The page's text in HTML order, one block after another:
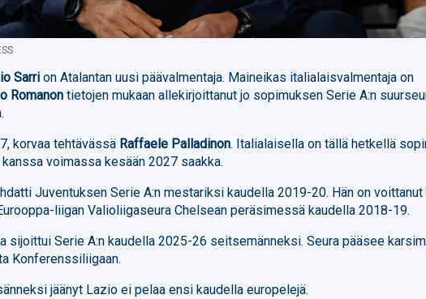
Sarri on Atalantan uusi päävalmentaja. Maineikas italialaisvalmentaja on
Romanon tietojen mukaan allekirjoittanut jo sopimuksen Serie A:n
korvaa tehtävässä Raffaele Palladinon. Italialaisella on tällä hetkellä
voimassa kesään 2027 saakka.
Juventuksen Serie A:n mestariksi kaudella 2019-20. Hän on voittanut
liigan Valioliigaseura Chelsean peräsimessä kaudella 2018-19.
sijoittui Serie A:n kaudella 2025-26 seitsemänneksi. Seura pääsee
Konferenssiliigaan.
jäänyt Lazio ei pelaa ensi kaudella europelejä.